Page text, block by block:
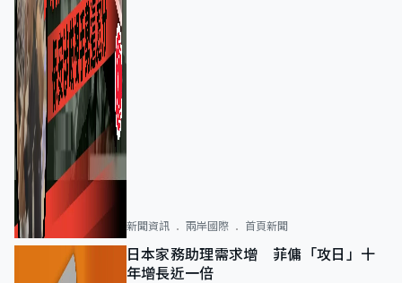
新聞資訊 兩岸國際 首頁新聞
日本家務助理需求增 菲傭「攻日」十
年增長近一倍